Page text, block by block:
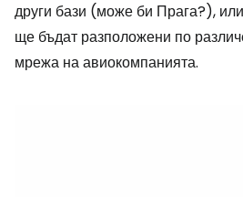
други бази (може би Прага?),
ще бъдат разположени по
мрежа на авиокомпанията.